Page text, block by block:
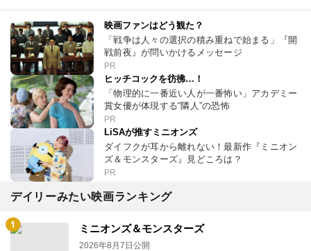
映画ファンはどう観た？
「戦争は人々の選択の積み重ねで始まる」『開
戦前夜』が問いかけるメッセージ
PR
ヒッチコックを彷彿…！
「物理的に一番近い人が一番怖い」アカデミー
賞女優が体現する“隣人”の恐怖
PR
LiSAが推すミニオンズ
ダイフクが耳から離れない！最新作『ミニオン
ズ＆モンスターズ』見どころは？
PR
デイリーみたい映画ランキング
ミニオンズ＆モンスターズ
2026年8月7日公開